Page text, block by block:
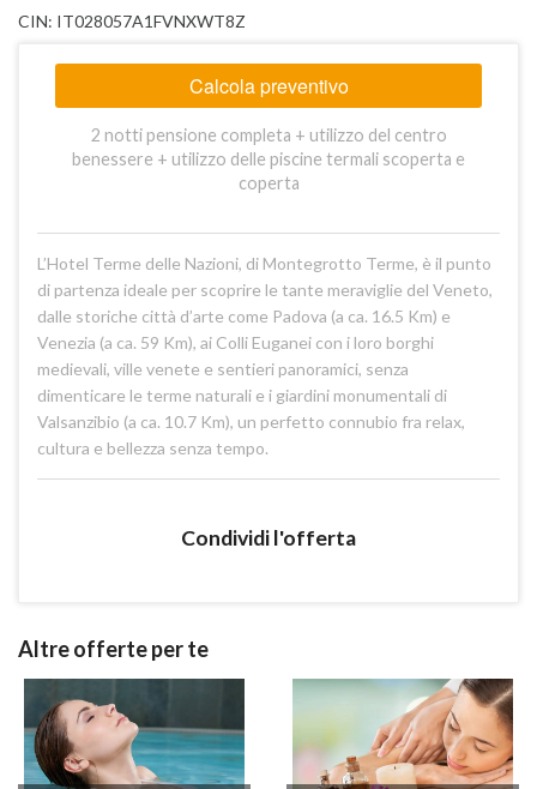
CIN: IT028057A1FVNXWT8Z
Calcola preventivo
2 notti pensione completa + utilizzo del centro
benessere + utilizzo delle piscine termali scoperta e
coperta
L’Hotel Terme delle Nazioni, di Montegrotto Terme, è il punto
di partenza ideale per scoprire le tante meraviglie del Veneto,
dalle storiche città d’arte come Padova (a ca. 16.5 Km) e
Venezia (a ca. 59 Km), ai Colli Euganei con i loro borghi
medievali, ville venete e sentieri panoramici, senza
dimenticare le terme naturali e i giardini monumentali di
Valsanzibio (a ca. 10.7 Km), un perfetto connubio fra relax,
cultura e bellezza senza tempo.
Condividi l'offerta
Altre offerte per te